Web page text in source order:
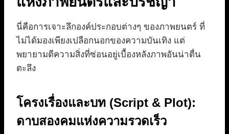
นี่คือการเจาะลึกองค์ประกอบต่างๆ ของภาพยนตร์ ที่
ไม่ได้มองเพียงเปลือกนอกของความบันเทิง แต่
พยายามตีความสิ่งที่ซ่อนอยู่เบื้องหลังภาพอันน่าตื่น
ตะลึง
โครงเรื่องและบท (Script & Plot):
ดาบสองคมแห่งความรวดเร็ว